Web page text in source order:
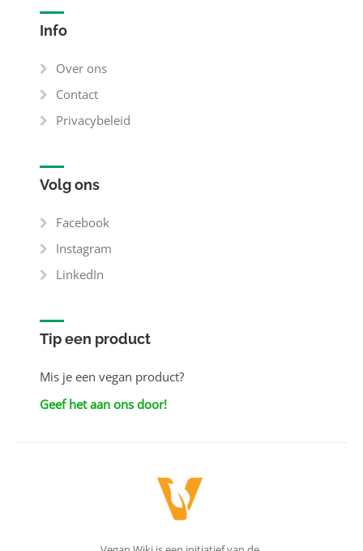
Info
Over ons
Contact
Privacybeleid
Volg ons
Facebook
Instagram
LinkedIn
Tip een product
Mis je een vegan product?
Geef het aan ons door!